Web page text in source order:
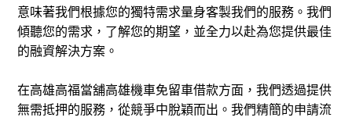
意味著我們根據您的獨特需求量身客製我們的服務。我們
傾聽您的需求，了解您的期望，並全力以赴為您提供最佳
的融資解決方案。
在高雄高福當舖高雄機車免留車借款方面，我們透過提供
無需抵押的服務，從競爭中脫穎而出。我們精簡的申請流